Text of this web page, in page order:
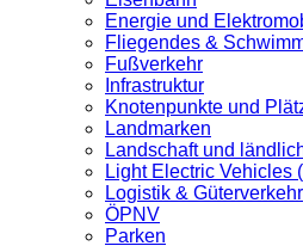
Energie und
Fliegendes &
Fußverkehr
Infrastruktur
Knotenpunkte und
Landmarken
Landschaft und
Light Electric Vehicles
Logistik & Güterverkehr
ÖPNV
Parken